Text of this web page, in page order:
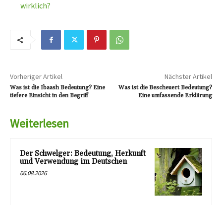
wirklich?
Vorheriger Artikel
Was ist die Ibaash Bedeutung? Eine
tiefere Einsicht in den Begriff
Nächster Artikel
Was ist die Bescheuert Bedeutung?
Eine umfassende Erklärung
Weiterlesen
Der Schwelger: Bedeutung, Herkunft
und Verwendung im Deutschen
06.08.2026